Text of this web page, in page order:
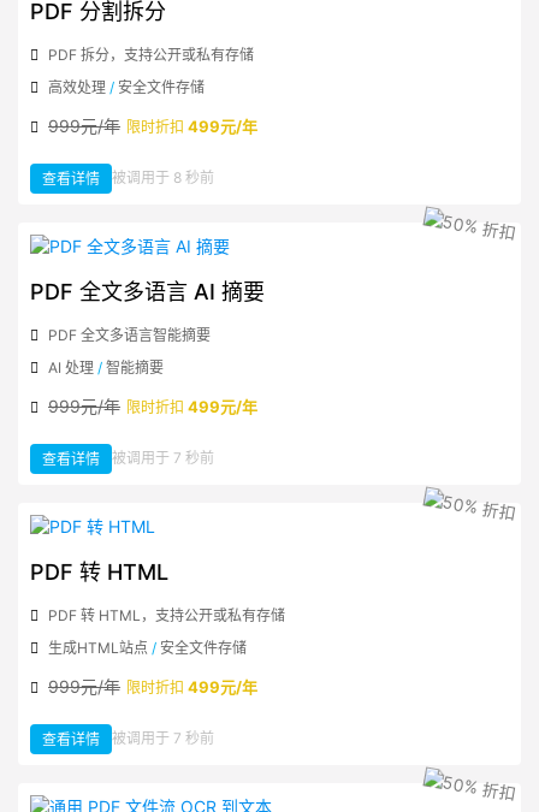
Word
PDF 分割拆分
PDF 拆分，支持公开或私有存储
高效处理 / 安全文件存储
999元/年 限时折扣 499元/年
查看详情 ：
PDF
分
被调用于 8 秒前
PDF 全文多语言 AI 摘要
PDF 全文多语言智能摘要
AI 处理 / 智能摘要
999元/年 限时折扣 499元/年
查看详情 ：
PDF
语
言
要
被调用于 7 秒前
PDF 转 HTML
PDF 转 HTML，支持公开或私有存储
生成HTML站点 / 安全文件存储
999元/年 限时折扣 499元/年
查看详情 ：
PDF
被调用于 7 秒前